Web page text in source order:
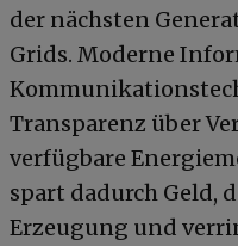
der nächsten
Grids. Moderne
Transparenz über
verfügbare
spart dadurch Geld,
Erzeugung und